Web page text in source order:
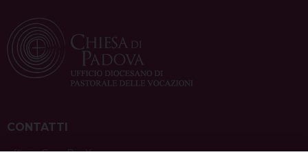
CONTATTI
ufficio: Casa Pio X